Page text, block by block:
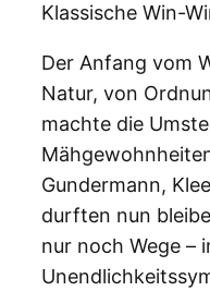
Klassische Win-
Der Anfang vom
Natur, von
machte die
Gundermann,
durften nun
nur noch Wege –